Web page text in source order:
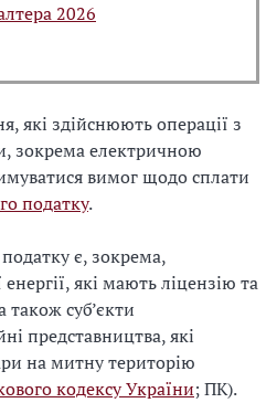
2026
які здійснюють операції з
зокрема електричною
вимог щодо сплати
податку.
є, зокрема,
які мають ліцензію та
також суб’єкти
представництва, які
на митну територію
кодексу України; ПК).